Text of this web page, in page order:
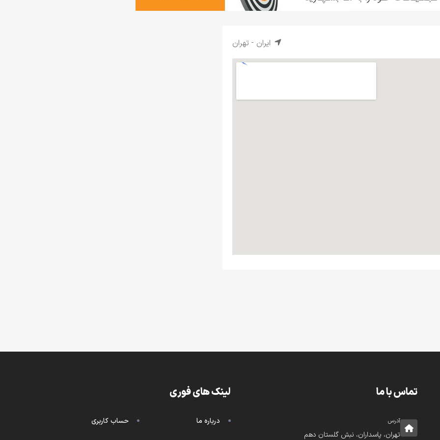
ایران - تهران
تماس با ما
آدرس
تهران، پاسداران، نبش گلستان دهم
لینک های فوری
درباره ما حساب کاربری